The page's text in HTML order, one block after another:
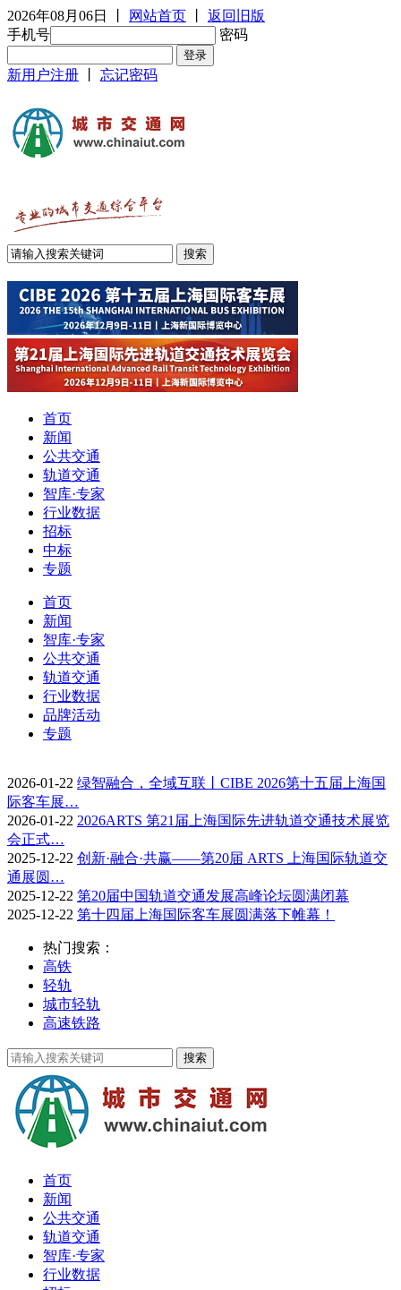
2026年08月06日 网站首页
返回旧版
手机号
密码
新用户注册 忘记密码
首页
新闻
公共交通
轨道交通
智库·专家
行业数据
招标
中标
专题
首页
新闻
智库·专家
公共交通
轨道交通
行业数据
品牌活动
专题
2026-01-22 绿智融合，全域互联丨CIBE 2026第十五届上海国
际客车展…
2026-01-22 2026ARTS 第21届上海国际先进轨道交通技术展览
会正式…
2025-12-22 创新·融合·共赢——第20届 ARTS 上海国际轨道交
通展圆…
2025-12-22 第20届中国轨道交通发展高峰论坛圆满闭幕
2025-12-22 第十四届上海国际客车展圆满落下帷幕！
热门搜索：
高铁
轻轨
城市轻轨
高速铁路
首页
新闻
公共交通
轨道交通
智库·专家
行业数据